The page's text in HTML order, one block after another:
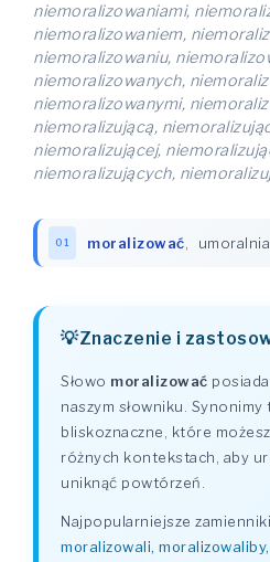
niemoralizowaniami,
niemoralizowaniem,
niemoralizowaniu,
niemoralizowanych,
niemoralizowanymi,
niemoralizującą,
niemoralizującej,
niemoralizujących,
01 moralizować
Znaczenie i
Słowo moralizować
naszym słowniku. Synonimy
bliskoznaczne, które
różnych kontekstach, aby
uniknąć powtórzeń.
Najpopularniejsze
moralizowali,